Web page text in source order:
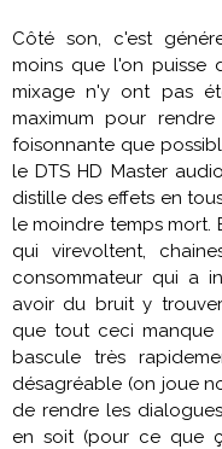
Côté son, c'est
moins que l'on puisse
mixage n'y ont pas
maximum pour
foisonnante que
le DTS HD Master
distille des effets en
le moindre temps mort.
qui virevoltent,
consommateur qui a
avoir du bruit y
que tout ceci manque
bascule très
désagréable (on joue
de rendre les
en soit (pour ce que